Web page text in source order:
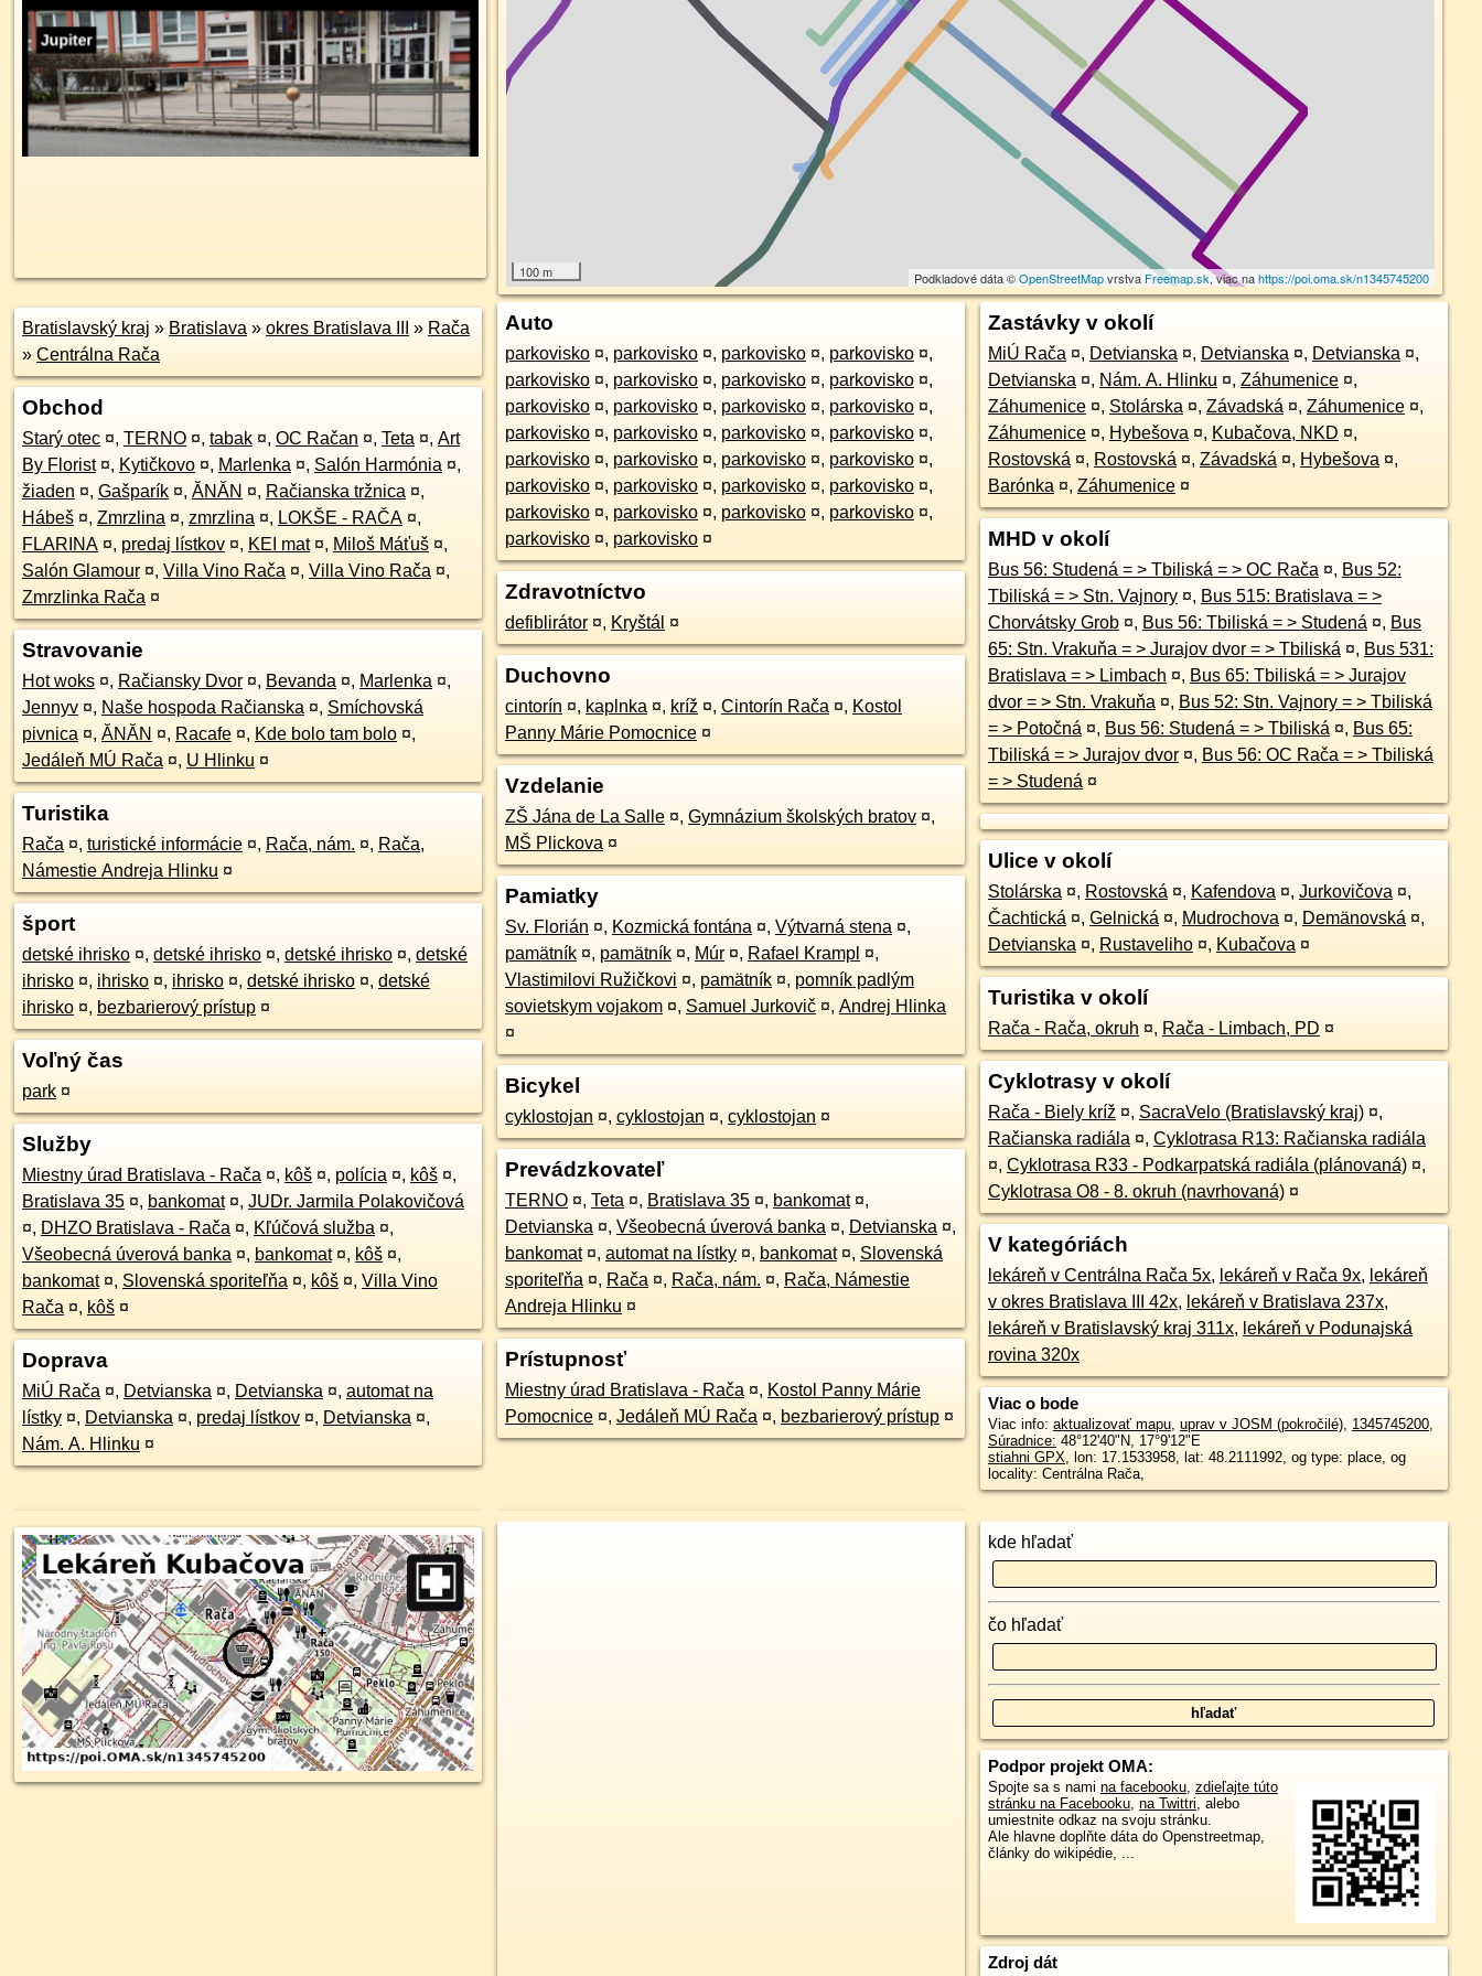
100 m Podkladové dáta ©OpenStreetMapvrstva Freemap.sk, viac nahttps://poi.oma.sk/n1345745200
Bratislavský kraj » Bratislava » okres Bratislava III » Rača
» Centrálna Rača
Obchod
Starý otec ¤, TERNO ¤, tabak ¤, OC Račan ¤, Teta ¤, Art
By Florist ¤, Kytičkovo ¤, Marlenka ¤, Salón Harmónia ¤,
žiaden ¤, Gašparík ¤, ĂNĂN ¤, Račianska tržnica ¤,
Hábeš ¤, Zmrzlina ¤, zmrzlina ¤, LOKŠE - RAČA ¤,
FLARINA ¤, predaj lístkov ¤, KEI mat ¤, Miloš Máťuš ¤,
Salón Glamour ¤, Villa Vino Rača ¤, Villa Vino Rača ¤,
Zmrzlinka Rača ¤
Stravovanie
Hot woks ¤, Račiansky Dvor ¤, Bevanda ¤, Marlenka ¤,
Jennyv ¤, Naše hospoda Račianska ¤, Smíchovská
pivnica ¤, ĂNĂN ¤, Racafe ¤, Kde bolo tam bolo ¤,
Jedáleň MÚ Rača ¤, U Hlinku ¤
Turistika
Rača ¤, turistické informácie ¤, Rača, nám. ¤, Rača,
Námestie Andreja Hlinku ¤
šport
detské ihrisko ¤, detské ihrisko ¤, detské ihrisko ¤, detské
ihrisko ¤, ihrisko ¤, ihrisko ¤, detské ihrisko ¤, detské
ihrisko ¤, bezbarierový prístup ¤
Voľný čas
park ¤
Služby
Miestny úrad Bratislava - Rača ¤, kôš ¤, polícia ¤, kôš ¤,
Bratislava 35 ¤, bankomat ¤, JUDr. Jarmila Polakovičová
¤, DHZO Bratislava - Rača ¤, Kľúčová služba ¤,
Všeobecná úverová banka ¤, bankomat ¤, kôš ¤,
bankomat ¤, Slovenská sporiteľňa ¤, kôš ¤, Villa Vino
Rača ¤, kôš ¤
Doprava
MiÚ Rača ¤, Detvianska ¤, Detvianska ¤, automat na
lístky ¤, Detvianska ¤, predaj lístkov ¤, Detvianska ¤,
Nám. A. Hlinku ¤
Auto
parkovisko ¤, parkovisko ¤, parkovisko ¤, parkovisko ¤,
parkovisko ¤, parkovisko ¤, parkovisko ¤, parkovisko ¤,
parkovisko ¤, parkovisko ¤, parkovisko ¤, parkovisko ¤,
parkovisko ¤, parkovisko ¤, parkovisko ¤, parkovisko ¤,
parkovisko ¤, parkovisko ¤, parkovisko ¤, parkovisko ¤,
parkovisko ¤, parkovisko ¤, parkovisko ¤, parkovisko ¤,
parkovisko ¤, parkovisko ¤, parkovisko ¤, parkovisko ¤,
parkovisko ¤, parkovisko ¤
Zdravotníctvo
defiblirátor ¤, Kryštál ¤
Duchovno
cintorín ¤, kaplnka ¤, kríž ¤, Cintorín Rača ¤, Kostol
Panny Márie Pomocnice ¤
Vzdelanie
ZŠ Jána de La Salle ¤, Gymnázium školských bratov ¤,
MŠ Plickova ¤
Pamiatky
Sv. Florián ¤, Kozmická fontána ¤, Výtvarná stena ¤,
pamätník ¤, pamätník ¤, Múr ¤, Rafael Krampl ¤,
Vlastimilovi Ružičkovi ¤, pamätník ¤, pomník padlým
sovietskym vojakom ¤, Samuel Jurkovič ¤, Andrej Hlinka
¤
Bicykel
cyklostojan ¤, cyklostojan ¤, cyklostojan ¤
Prevádzkovateľ
TERNO ¤, Teta ¤, Bratislava 35 ¤, bankomat ¤,
Detvianska ¤, Všeobecná úverová banka ¤, Detvianska ¤,
bankomat ¤, automat na lístky ¤, bankomat ¤, Slovenská
sporiteľňa ¤, Rača ¤, Rača, nám. ¤, Rača, Námestie
Andreja Hlinku ¤
Prístupnosť
Miestny úrad Bratislava - Rača ¤, Kostol Panny Márie
Pomocnice ¤, Jedáleň MÚ Rača ¤, bezbarierový prístup ¤
Zastávky v okolí
MiÚ Rača ¤, Detvianska ¤, Detvianska ¤, Detvianska ¤,
Detvianska ¤, Nám. A. Hlinku ¤, Záhumenice ¤,
Záhumenice ¤, Stolárska ¤, Závadská ¤, Záhumenice ¤,
Záhumenice ¤, Hybešova ¤, Kubačova, NKD ¤,
Rostovská ¤, Rostovská ¤, Závadská ¤, Hybešova ¤,
Barónka ¤, Záhumenice ¤
MHD v okolí
Bus 56: Studená = > Tbiliská = > OC Rača ¤, Bus 52:
Tbiliská = > Stn. Vajnory ¤, Bus 515: Bratislava = >
Chorvátsky Grob ¤, Bus 56: Tbiliská = > Studená ¤, Bus
65: Stn. Vrakuňa = > Jurajov dvor = > Tbiliská ¤, Bus 531:
Bratislava = > Limbach ¤, Bus 65: Tbiliská = > Jurajov
dvor = > Stn. Vrakuňa ¤, Bus 52: Stn. Vajnory = > Tbiliská
= > Potočná ¤, Bus 56: Studená = > Tbiliská ¤, Bus 65:
Tbiliská = > Jurajov dvor ¤, Bus 56: OC Rača = > Tbiliská
= > Studená ¤
Ulice v okolí
Stolárska ¤, Rostovská ¤, Kafendova ¤, Jurkovičova ¤,
Čachtická ¤, Gelnická ¤, Mudrochova ¤, Demänovská ¤,
Detvianska ¤, Rustaveliho ¤, Kubačova ¤
Turistika v okolí
Rača - Rača, okruh ¤, Rača - Limbach, PD ¤
Cyklotrasy v okolí
Rača - Biely kríž ¤, SacraVelo (Bratislavský kraj) ¤,
Račianska radiála ¤, Cyklotrasa R13: Račianska radiála
¤, Cyklotrasa R33 - Podkarpatská radiála (plánovaná) ¤,
Cyklotrasa O8 - 8. okruh (navrhovaná) ¤
V kategóriách
lekáreň v Centrálna Rača 5x, lekáreň v Rača 9x, lekáreň
v okres Bratislava III 42x, lekáreň v Bratislava 237x,
lekáreň v Bratislavský kraj 311x, lekáreň v Podunajská
rovina 320x
Viac o bode
Viac info: aktualizovať mapu, uprav v JOSM (pokročilé), 1345745200,
Súradnice: 48°12'40"N, 17°9'12"E
stiahni GPX, lon: 17.1533958, lat: 48.2111992, og type: place, og
locality: Centrálna Rača,
kde hľadať
čo hľadať
Podpor projekt OMA:
Spojte sa s nami na facebooku, zdieľajte túto
stránku na Facebooku, na Twittri, alebo
umiestnite odkaz na svoju stránku.
Ale hlavne doplňte dáta do Openstreetmap,
články do wikipédie, ...
Zdroj dát